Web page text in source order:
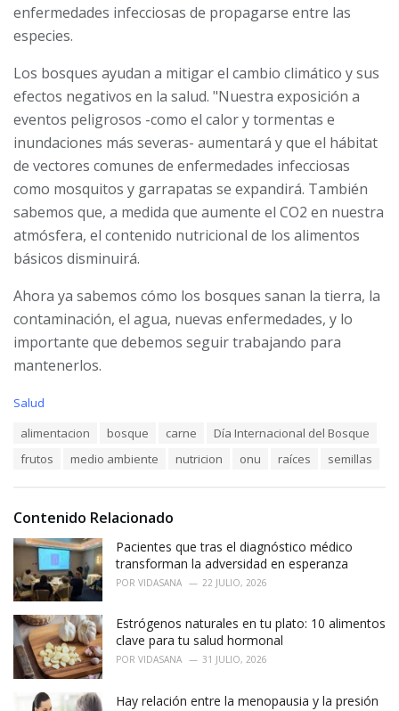
enfermedades infecciosas de propagarse entre las
especies.
Los bosques ayudan a mitigar el cambio climático y sus
efectos negativos en la salud. "Nuestra exposición a
eventos peligrosos -como el calor y tormentas e
inundaciones más severas- aumentará y que el hábitat
de vectores comunes de enfermedades infecciosas
como mosquitos y garrapatas se expandirá. También
sabemos que, a medida que aumente el CO2 en nuestra
atmósfera, el contenido nutricional de los alimentos
básicos disminuirá.
Ahora ya sabemos cómo los bosques sanan la tierra, la
contaminación, el agua, nuevas enfermedades, y lo
importante que debemos seguir trabajando para
mantenerlos.
C
i
s
Salud
alimentacion bosque carne
Día Internacional del Bosque
frutos
medio ambiente nutricion onu raíces semillas
Contenido Relacionado
Pacientes que tras el diagnóstico médico
transforman la adversidad en esperanza
POR VIDASANA 22 JULIO, 2026
Estrógenos naturales en tu plato: 10 alimentos
clave para tu salud hormonal
POR VIDASANA 31 JULIO, 2026
Hay relación entre la menopausia y la presión